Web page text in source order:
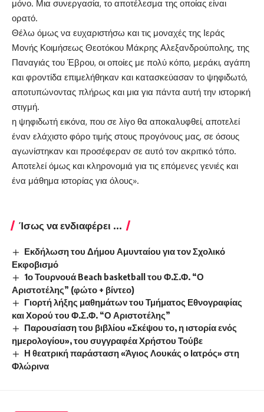
μόνο. Μια συνεργασία, το αποτέλεσμα της οποίας είναι
ορατό.
Θέλω όμως να ευχαριστήσω και τις μοναχές της Ιεράς
Μονής Κοιμήσεως Θεοτόκου Μάκρης Αλεξανδρούπολης, της
Παναγιάς του Έβρου, οι οποίες με πολύ κόπο, μεράκι, αγάπη
και φροντίδα επιμελήθηκαν και κατασκεύασαν το ψηφιδωτό,
αποτυπώνοντας πλήρως και μια για πάντα αυτή την ιστορική
στιγμή.
η ψηφιδωτή εικόνα, που σε λίγο θα αποκαλυφθεί, αποτελεί
έναν ελάχιστο φόρο τιμής στους προγόνους μας, σε όσους
αγωνίστηκαν και προσέφεραν σε αυτό τον ακριτικό τόπο.
Αποτελεί όμως και κληρονομιά για τις επόμενες γενιές και
ένα μάθημα ιστορίας για όλους».
Ίσως να ενδιαφέρει ...
Εκδήλωση του Δήμου Αμυνταίου για τον Σχολικό
Εκφοβισμό
1ο Τουρνουά Beach basketball του Φ.Σ.Φ. “Ο
Αριστοτέλης” (φώτο + βίντεο)
Γιορτή λήξης μαθημάτων του Τμήματος Εθνογραφίας
και Χορού του Φ.Σ.Φ. “Ο Αριστοτέλης”
Παρουσίαση του βιβλίου «Σκέψου το, η ιστορία ενός
ημερολογίου», του συγγραφέα Χρήστου Τούβε
Η θεατρική παράσταση «Άγιος Λουκάς ο Ιατρός» στη
Φλώρινα